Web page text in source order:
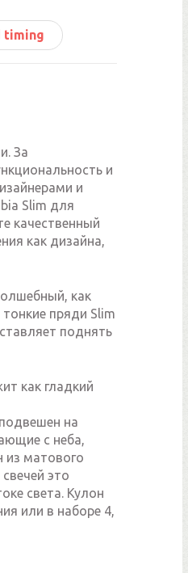
timing
За
и
и
Slim для
качественный
как дизайна,
как
пряди Slim
поднять
как гладкий
на
с неба,
из матового
это
света. Кулон
или в наборе 4,